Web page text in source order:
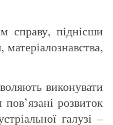
справу, піднісши
виконувати
розвиток
галузі –